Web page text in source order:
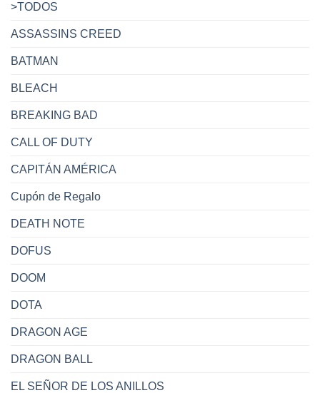
>TODOS
ASSASSINS CREED
BATMAN
BLEACH
BREAKING BAD
CALL OF DUTY
CAPITÁN AMÉRICA
Cupón de Regalo
DEATH NOTE
DOFUS
DOOM
DOTA
DRAGON AGE
DRAGON BALL
EL SEÑOR DE LOS ANILLOS